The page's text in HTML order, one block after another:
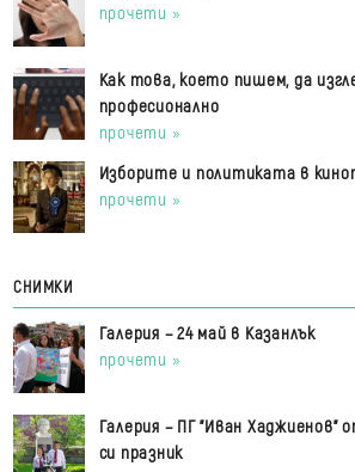
прочети »
Как това, което пишем, да
професионално
прочети »
Изборите и политиката в
прочети »
СНИМКИ
Галерия – 24 май в Казанлък
прочети »
Галерия – ПГ "Иван Хаджиенов"
си празник